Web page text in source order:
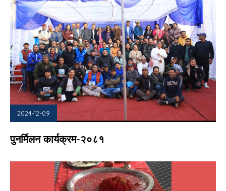
2024-12-09
पुनर्मिलन कार्यक्रम-२०८१